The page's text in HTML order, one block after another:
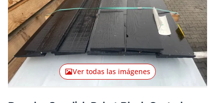
Ver todas las imágenes